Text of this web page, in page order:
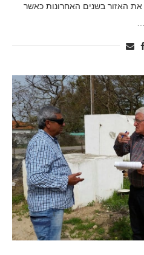
האזור בשנים האחרונות כאשר